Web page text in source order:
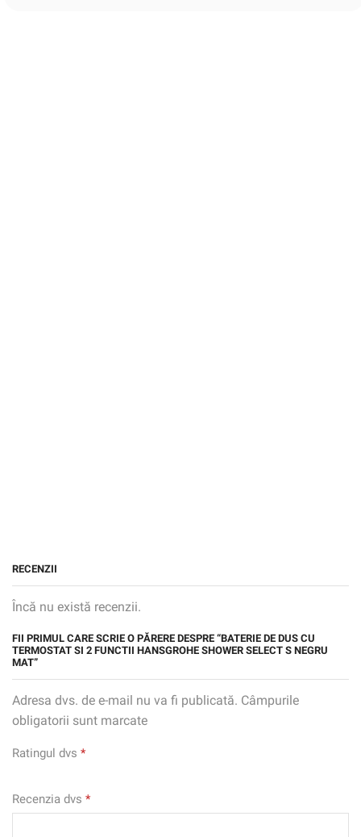
RECENZII
Încă nu există recenzii.
FII PRIMUL CARE SCRIE O PĂRERE DESPRE “BATERIE DE DUS CU
TERMOSTAT SI 2 FUNCTII HANSGROHE SHOWER SELECT S NEGRU
MAT”
Adresa dvs. de e-mail nu va fi publicată. Câmpurile
obligatorii sunt marcate
Ratingul dvs *
Recenzia dvs *